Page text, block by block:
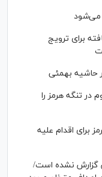
می‌شود
برای ترویج
حاشیه بهمئی
تنگه هرمز را
برای اقدام علیه
گزارش نشده است/